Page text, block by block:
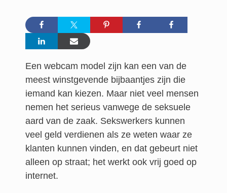
Een webcam model zijn kan een van de
meest winstgevende bijbaantjes zijn die
iemand kan kiezen. Maar niet veel mensen
nemen het serieus vanwege de seksuele
aard van de zaak. Sekswerkers kunnen
veel geld verdienen als ze weten waar ze
klanten kunnen vinden, en dat gebeurt niet
alleen op straat; het werkt ook vrij goed op
internet.